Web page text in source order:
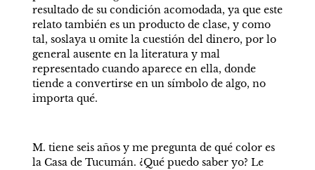
resultado de su condición acomodada, ya que este
relato también es un producto de clase, y como
tal, soslaya u omite la cuestión del dinero, por lo
general ausente en la literatura y mal
representado cuando aparece en ella, donde
tiende a convertirse en un símbolo de algo, no
importa qué.
M. tiene seis años y me pregunta de qué color es
la Casa de Tucumán. ¿Qué puedo saber yo? Le